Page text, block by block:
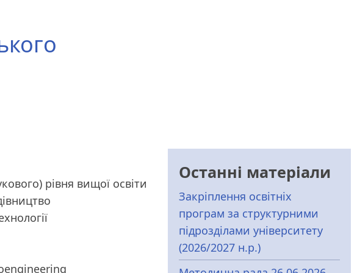
рівня вищої освіти
Останні матеріали
Закріплення освітніх
програм за структурними
підрозділами університету
(2026/2027 н.р.)